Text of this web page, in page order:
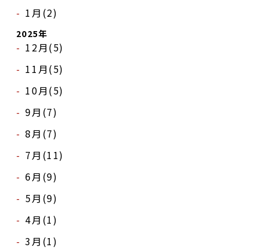
1月(2)
2025年
12月(5)
11月(5)
10月(5)
9月(7)
8月(7)
7月(11)
6月(9)
5月(9)
4月(1)
3月(1)